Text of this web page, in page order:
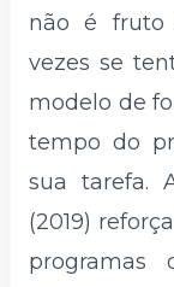
não é fruto
vezes se
modelo de
tempo do
sua tarefa.
(2019)
programas